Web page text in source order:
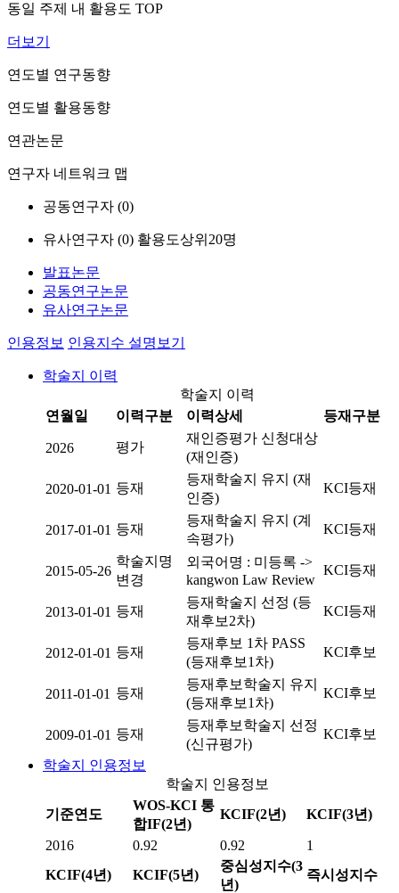
동일 주제 내 활용도 TOP
더보기
연도별 연구동향
연도별 활용동향
연관논문
연구자 네트워크 맵
공동연구자 (0)
유사연구자 (0) 활용도상위20명
발표논문
공동연구논문
유사연구논문
인용정보 인용지수 설명보기
학술지 이력
학술지 이력
연월일
이력구분 이력상세 등재구분
2026 평가
재인증평가 신청대상
(재인증)
2020-01-01 등재
등재학술지 유지 (재
인증)
KCI등재
2017-01-01 등재
등재학술지 유지 (계
속평가)
KCI등재
2015-05-26
학술지명
변경
외국어명 : 미등록 ->
kangwon Law Review
KCI등재
2013-01-01 등재
등재학술지 선정 (등
재후보2차)
KCI등재
2012-01-01 등재
등재후보 1차 PASS
(등재후보1차)
KCI후보
2011-01-01 등재
등재후보학술지 유지
(등재후보1차)
KCI후보
2009-01-01 등재
등재후보학술지 선정
(신규평가)
KCI후보
학술지 인용정보
학술지 인용정보
기준연도
WOS-KCI 통
합IF(2년)
KCIF(2년) KCIF(3년)
2016 0.92 0.92
1
KCIF(4년)
KCIF(5년)
중심성지수(3
년)
즉시성지수